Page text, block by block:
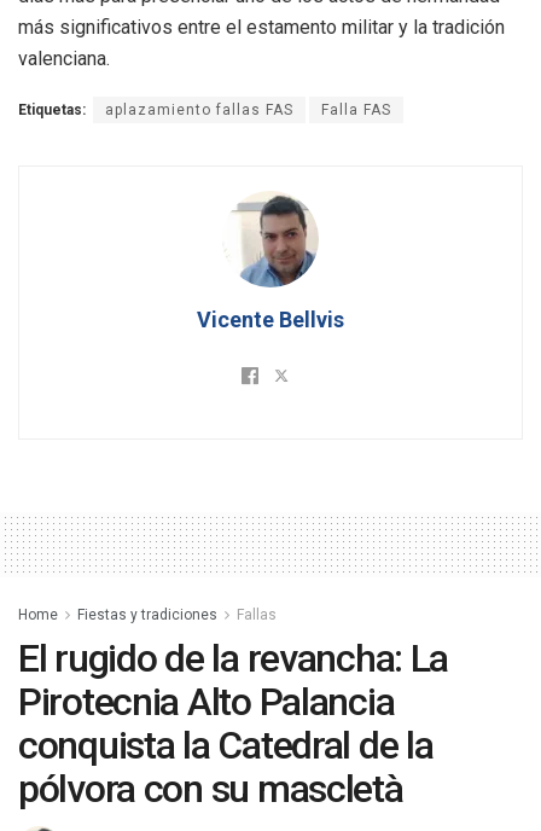
más significativos entre el estamento militar y la tradición
valenciana.
Etiquetas: aplazamiento fallas FAS Falla FAS
Vicente Bellvis
Home Fiestas y tradiciones Fallas
El rugido de la revancha: La
Pirotecnia Alto Palancia
conquista la Catedral de la
pólvora con su mascletà